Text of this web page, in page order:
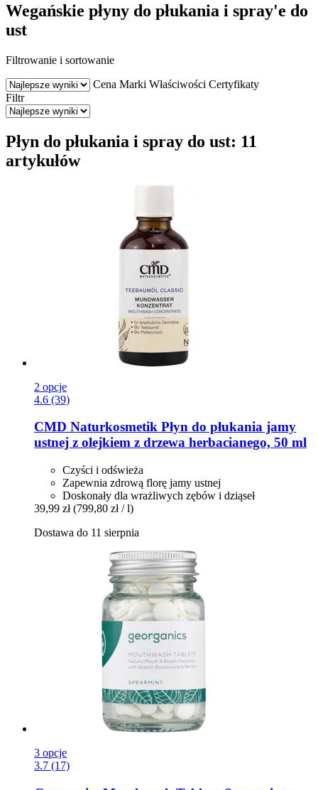
Wegańskie płyny do płukania i spray'e do
ust
Filtrowanie i sortowanie
Cena Marki Właściwości Certyfikaty
Filtr
Płyn do płukania i spray do ust: 11
artykułów
2 opcje
4.6 (39)
CMD Naturkosmetik Płyn do płukania jamy
ustnej z olejkiem z drzewa herbacianego, 50 ml
Czyści i odświeża
Zapewnia zdrową florę jamy ustnej
Doskonały dla wrażliwych zębów i dziąseł
39,99 zł (799,80 zł / l)
Dostawa do 11 sierpnia
3 opcje
3.7 (17)